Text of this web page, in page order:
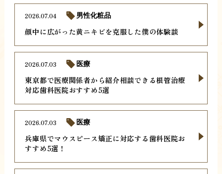
顔中に広がった黄ニキビを克服した僕の体験談
2026.07.04 男性化粧品
東京都で医療関係者から紹介相談できる根管治療
対応歯科医院おすすめ5選
2026.07.03 医療
兵庫県でマウスピース矯正に対応する歯科医院お
すすめ5選！
2026.07.03 医療